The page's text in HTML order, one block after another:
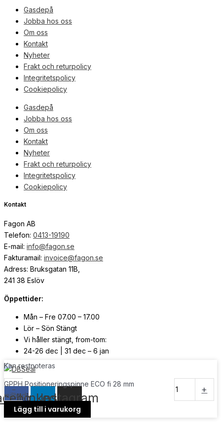
Gasdepå
Jobba hos oss
Om oss
Kontakt
Nyheter
Frakt och returpolicy
Integritetspolicy
Cookiepolicy
Gasdepå
Jobba hos oss
Om oss
Kontakt
Nyheter
Frakt och returpolicy
Integritetspolicy
Cookiepolicy
Kontakt
Fagon AB
Telefon: 0413-19190
E-mail: info@fagon.se
Fakturamail: invoice@fagon.se
Adress: Bruksgatan 11B,
241 38 Eslöv
Öppettider:
Mån – Fre 07.00 – 17.00
Lör – Sön Stängt
Vi håller stängt, from-tom:
24-26 dec | 31 dec – 6 jan
© Copyright 2026 | Webb avSvensk Media Partner
Linkedin
Instagram
Kan restnoteras
-
GPPH Positioneringspinne ECO fi 28 mm
mängd
+
Lägg till i varukorg